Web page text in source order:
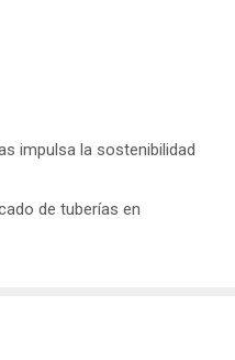
impulsa la sostenibilidad
de tuberías en